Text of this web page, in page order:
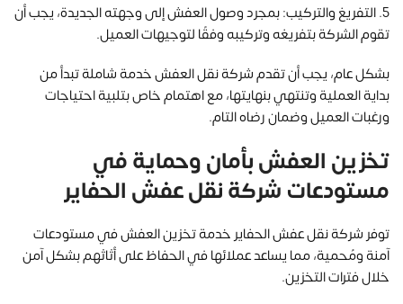
5. التفريغ والتركيب: بمجرد وصول العفش إلى وجهته الجديدة، يجب أن
تقوم الشركة بتفريغه وتركيبه وفقًا لتوجيهات العميل.
بشكل عام، يجب أن تقدم شركة نقل العفش خدمة شاملة تبدأ من
بداية العملية وتنتهي بنهايتها، مع اهتمام خاص بتلبية احتياجات
ورغبات العميل وضمان رضاه التام.
تخزين العفش بأمان وحماية في
مستودعات شركة نقل عفش الحفاير
توفر شركة نقل عفش الحفاير خدمة تخزين العفش في مستودعات
آمنة ومُحمية، مما يساعد عملائها في الحفاظ على أثاثهم بشكل آمن
خلال فترات التخزين.